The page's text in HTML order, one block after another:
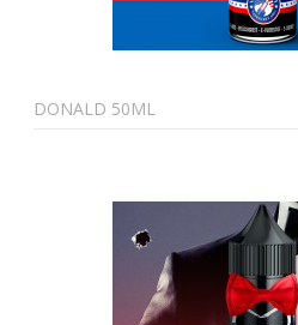
DONALD 50ML